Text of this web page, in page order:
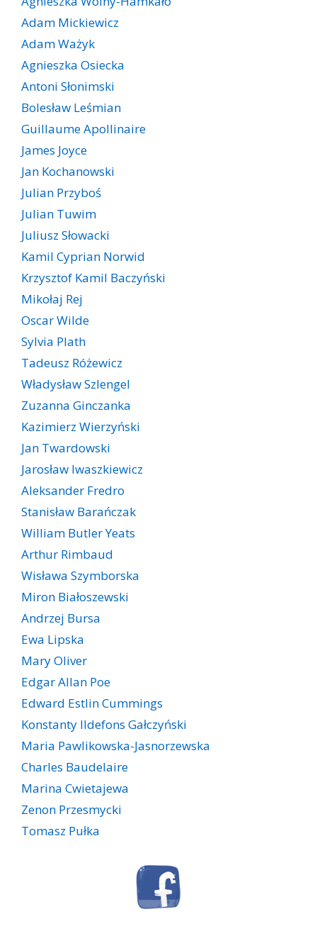
Adam Mickiewicz
Adam Ważyk
Agnieszka Osiecka
Antoni Słonimski
Bolesław Leśmian
Guillaume Apollinaire
James Joyce
Jan Kochanowski
Julian Przyboś
Julian Tuwim
Juliusz Słowacki
Kamil Cyprian Norwid
Krzysztof Kamil Baczyński
Mikołaj Rej
Oscar Wilde
Sylvia Plath
Tadeusz Różewicz
Władysław Szlengel
Zuzanna Ginczanka
Kazimierz Wierzyński
Jan Twardowski
Jarosław Iwaszkiewicz
Aleksander Fredro
Stanisław Barańczak
William Butler Yeats
Arthur Rimbaud
Wisława Szymborska
Miron Białoszewski
Andrzej Bursa
Ewa Lipska
Mary Oliver
Edgar Allan Poe
Edward Estlin Cummings
Konstanty Ildefons Gałczyński
Maria Pawlikowska-Jasnorzewska
Charles Baudelaire
Marina Cwietajewa
Zenon Przesmycki
Tomasz Pułka